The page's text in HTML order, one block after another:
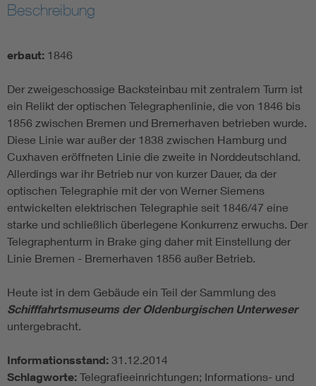
Beschreibung
erbaut: 1846
Der zweigeschossige Backsteinbau mit zentralem Turm ist
ein Relikt der optischen Telegraphenlinie, die von 1846 bis
1856 zwischen Bremen und Bremerhaven betrieben wurde.
Diese Linie war außer der 1838 zwischen Hamburg und
Cuxhaven eröffneten Linie die zweite in Norddeutschland.
Allerdings war ihr Betrieb nur von kurzer Dauer, da der
optischen Telegraphie mit der von Werner Siemens
entwickelten elektrischen Telegraphie seit 1846/47 eine
starke und schließlich überlegene Konkurrenz erwuchs. Der
Telegraphenturm in Brake ging daher mit Einstellung der
Linie Bremen - Bremerhaven 1856 außer Betrieb.
Heute ist in dem Gebäude ein Teil der Sammlung des
Schifffahrtsmuseums der Oldenburgischen Unterweser
untergebracht.
Informationsstand: 31.12.2014
Schlagworte: Telegrafieeinrichtungen; Informations- und